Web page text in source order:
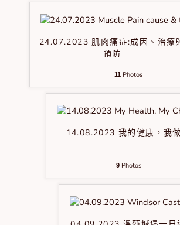
24.07.2023 肌肉痛症:成因、治療
預防
11 Photos
14.08.2023 我的健康，我
9Photos